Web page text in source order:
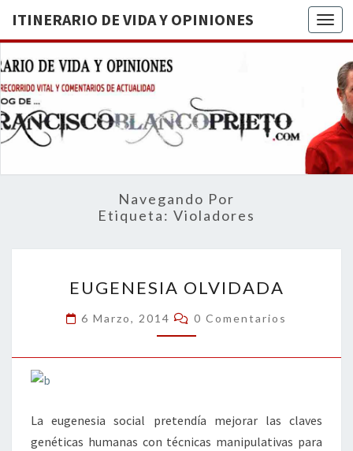
ITINERARIO DE VIDA Y OPINIONES
DE
BREVE
RECORRIDO
VITAL Y
ACTUALIDAD
Navegando Por
Etiqueta: Violadores
OLVIDADA
EUGENESIA OLVIDADA
6 Marzo, 2014 Comentarios
0 Comentarios
La eugenesia social pretendía mejorar las claves
genéticas humanas con técnicas manipulativas para